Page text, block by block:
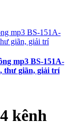
mp3 BS-151A-
thư giãn, giải trí
kênh